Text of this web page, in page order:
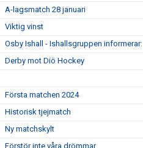
A-lagsmatch 28 januari
Viktig vinst
Osby Ishall - Ishallsgruppen informerar:
Derby mot Diö Hockey
Första matchen 2024
Historisk tjejmatch
Ny matchskylt
Förstör inte våra drömmar